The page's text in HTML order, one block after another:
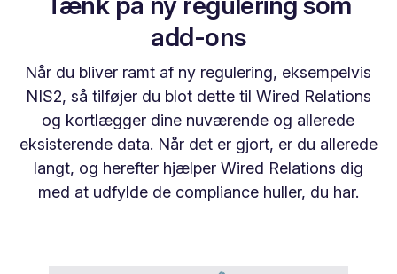
add-ons
Når du bliver ramt af ny regulering, eksempelvis
NIS2, så tilføjer du blot dette til Wired Relations
og kortlægger dine nuværende og allerede
eksisterende data. Når det er gjort, er du allerede
langt, og herefter hjælper Wired Relations dig
med at udfylde de compliance huller, du har.